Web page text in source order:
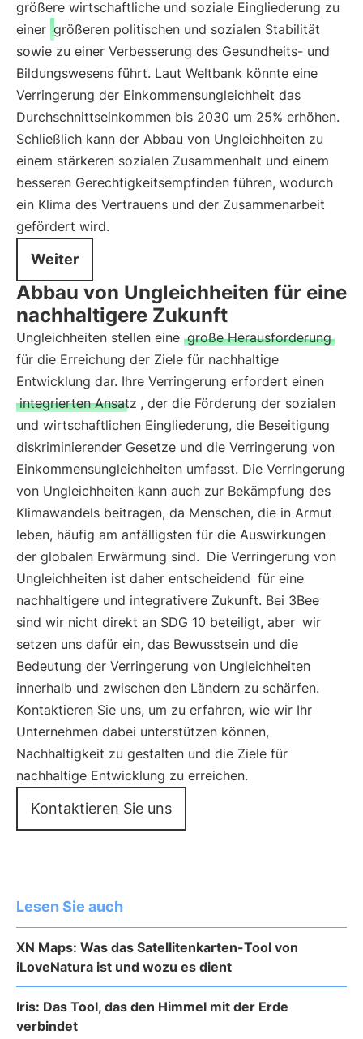
größere wirtschaftliche und soziale Eingliederung zu
einer größeren politischen und sozialen Stabilität
sowie zu einer Verbesserung des Gesundheits- und
Bildungswesens führt. Laut Weltbank könnte eine
Verringerung der Einkommensungleichheit das
Durchschnittseinkommen bis 2030 um 25% erhöhen.
Schließlich kann der Abbau von Ungleichheiten zu
einem stärkeren sozialen Zusammenhalt und einem
besseren Gerechtigkeitsempfinden führen, wodurch
ein Klima des Vertrauens und der Zusammenarbeit
gefördert wird.
Weiter
Abbau von Ungleichheiten für eine
nachhaltigere Zukunft
Ungleichheiten stellen eine große Herausforderung
für die Erreichung der Ziele für nachhaltige
Entwicklung dar. Ihre Verringerung erfordert einen
integrierten Ansatz , der die Förderung der sozialen
und wirtschaftlichen Eingliederung, die Beseitigung
diskriminierender Gesetze und die Verringerung von
Einkommensungleichheiten umfasst. Die Verringerung
von Ungleichheiten kann auch zur Bekämpfung des
Klimawandels beitragen, da Menschen, die in Armut
leben, häufig am anfälligsten für die Auswirkungen
der globalen Erwärmung sind. Die Verringerung von
Ungleichheiten ist daher entscheidend für eine
nachhaltigere und integrativere Zukunft. Bei 3Bee
sind wir nicht direkt an SDG 10 beteiligt, aber wir
setzen uns dafür ein, das Bewusstsein und die
Bedeutung der Verringerung von Ungleichheiten
innerhalb und zwischen den Ländern zu schärfen.
Kontaktieren Sie uns, um zu erfahren, wie wir Ihr
Unternehmen dabei unterstützen können,
Nachhaltigkeit zu gestalten und die Ziele für
nachhaltige Entwicklung zu erreichen.
Kontaktieren Sie uns
Lesen Sie auch
XN Maps: Was das Satellitenkarten-Tool von
iLoveNatura ist und wozu es dient
Iris: Das Tool, das den Himmel mit der Erde
verbindet